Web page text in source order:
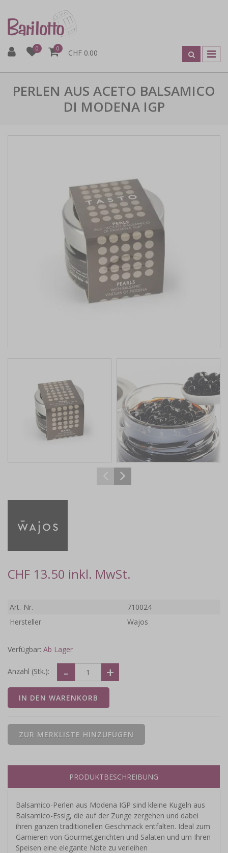
0 0 CHF 0.00
PERLEN AUS ACETO BALSAMICO
DI MODENA IGP
CHF 13.50 inkl. MwSt.
Art.-Nr.
710024
Hersteller
Wajos
Verfügbar: Ab Lager
Anzahl (Stk.):
PRODUKTBESCHREIBUNG
Balsamico-Perlen aus Modena IGP sind kleine Kugeln aus
Balsamico-Essig, die auf der Zunge zergehen und dabei
ihren ganzen traditionellen Geschmack entfalten. Ideal zum
Garnieren von Gourmetgerichten und Salaten und um Ihren
Speisen eine elegante Note zu verleihen